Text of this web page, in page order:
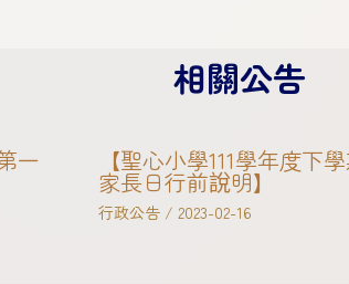
相關公告
一 【聖心小學111學年度下
家長日行前說明】
行政公告/ 2023-02-16